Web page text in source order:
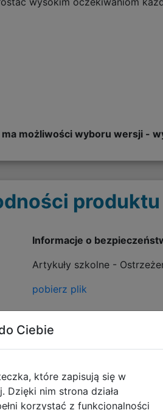
możliwości wyboru wersji -
Informacje o
Artykuły szkolne -
pobierz plik
Ciebie
które zapisują się w
Dzięki nim strona działa
korzystać z funkcjonalności